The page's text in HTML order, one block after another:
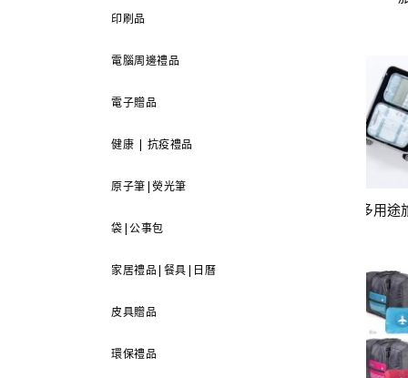
印刷品
電腦周邊禮品
電子贈品
健康 | 抗疫禮品
原子筆|熒光筆
袋|公事包
家居禮品|餐具|日曆
皮具贈品
環保禮品